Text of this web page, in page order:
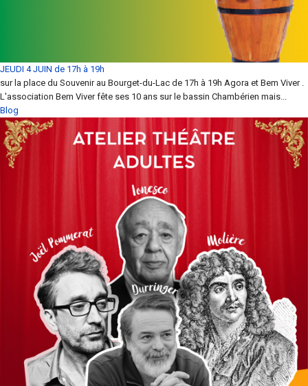
JEUDI 4 JUIN de 17h à 19h
sur la place du Souvenir au Bourget-du-Lac de 17h à 19h Agora et Bem Viver .
L'association Bem Viver fête ses 10 ans sur le bassin Chambérien mais...
Blog